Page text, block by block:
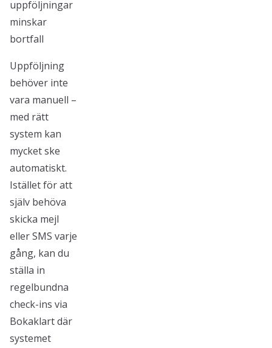
uppföljningar
minskar
bortfall
Uppföljning
behöver inte
vara manuell –
med rätt
system kan
mycket ske
automatiskt.
Istället för att
själv behöva
skicka mejl
eller SMS varje
gång, kan du
ställa in
regelbundna
check-ins via
Bokaklart där
systemet